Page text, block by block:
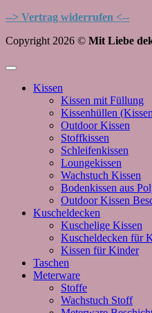
--> Vertrag widerrufen <--
Copyright 2026 © Mit Liebe
Kissen
Kissen mit Füllung
Kissenhüllen
Outdoor Kissen
Stoffkissen
Schleifenkissen
Loungekissen
Wachstuch Kissen
Bodenkissen aus
Outdoor Kissen
Kuscheldecken
Kuschelige Kissen
Kuscheldecken für
Kissen für Kinder
Taschen
Meterware
Stoffe
Wachstuch Stoff